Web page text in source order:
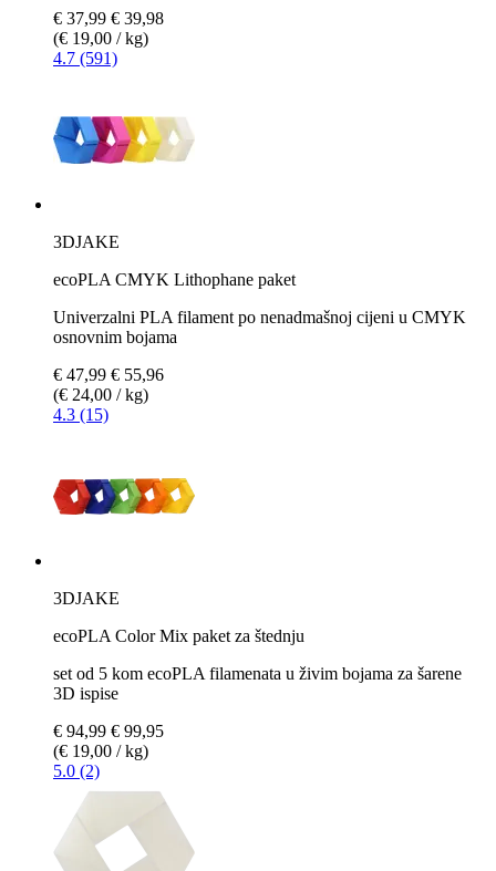
€ 37,99 € 39,98
(€ 19,00 / kg)
4.7 (591)
3DJAKE
ecoPLA CMYK Lithophane paket
Univerzalni PLA filament po nenadmašnoj cijeni u CMYK
osnovnim bojama
€ 47,99 € 55,96
(€ 24,00 / kg)
4.3 (15)
3DJAKE
ecoPLA Color Mix paket za štednju
set od 5 kom ecoPLA filamenata u živim bojama za šarene
3D ispise
€ 94,99 € 99,95
(€ 19,00 / kg)
5.0 (2)